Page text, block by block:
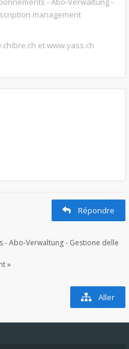
management
et www.yass.ch
Répondre
- Abo-Verwaltung - Gestione delle
»
Aller